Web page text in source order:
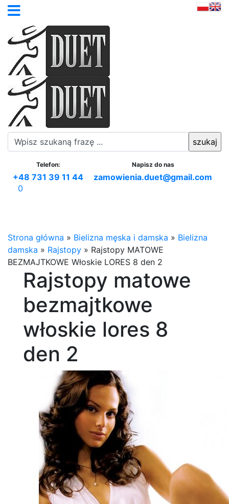
Telefon:
+48 731 39 11 44
Napisz do nas
zamowienia.duet@gmail.com
0
Strona główna » Bielizna męska i damska » Bielizna
damska » Rajstopy » Rajstopy MATOWE
BEZMAJTKOWE Włoskie LORES 8 den 2
Rajstopy matowe
bezmajtkowe
włoskie lores 8
den 2